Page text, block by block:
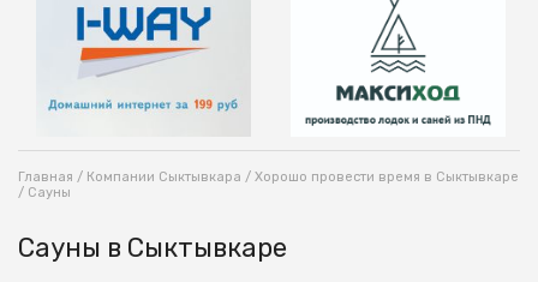
Главная / Компании Сыктывкара / Хорошо провести время в Сыктывкаре
/ Сауны
Сауны в Сыктывкаре